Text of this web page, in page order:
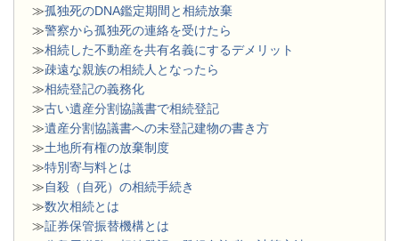
≫孤独死のDNA鑑定期間と相続放棄
≫警察から孤独死の連絡を受けたら
≫相続した不動産を共有名義にするデメリット
≫疎遠な親族の相続人となったら
≫相続登記の義務化
≫古い遺産分割協議書で相続登記
≫遺産分割協議書への未登記建物の書き方
≫土地所有権の放棄制度
≫特別寄与料とは
≫自殺（自死）の相続手続き
≫数次相続とは
≫証券保管振替機構とは